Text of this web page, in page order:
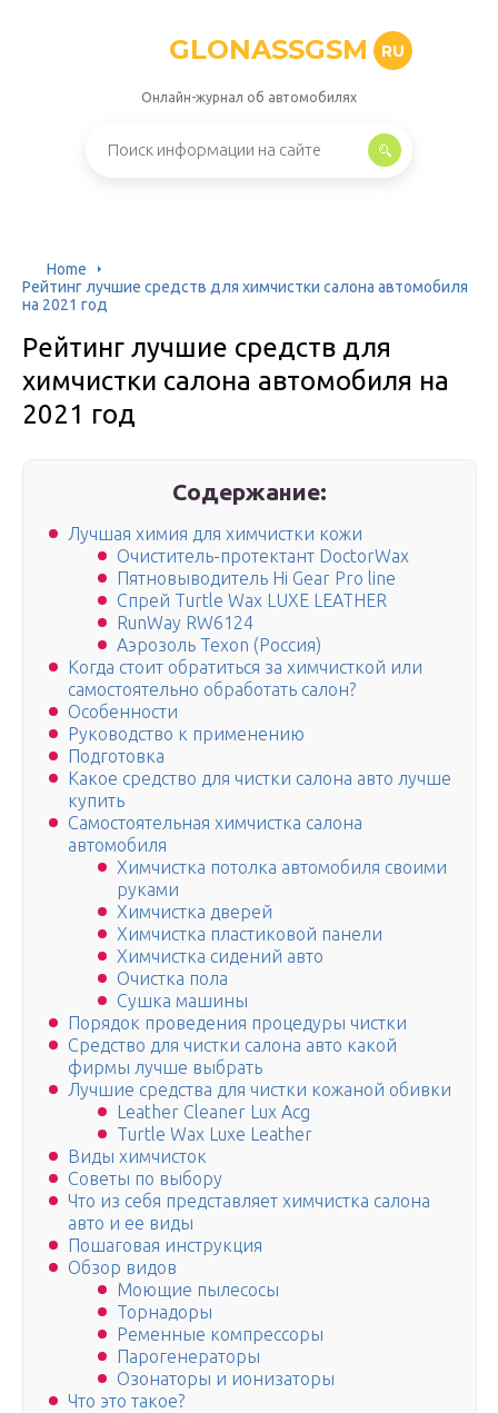
GLONASSGSM RU
Онлайн-журнал об автомобилях
Home
Рейтинг лучшие средств для химчистки салона автомобиля
на 2021 год
Рейтинг лучшие средств для
химчистки салона автомобиля на
2021 год
Содержание:
Лучшая химия для химчистки кожи
Очиститель-протектант DoctorWax
Пятновыводитель Hi Gear Pro line
Спрей Turtle Wax LUXE LEATHER
RunWay RW6124
Аэрозоль Texon (Россия)
​Когда стоит обратиться за химчисткой или
самостоятельно обработать салон?
Особенности
Руководство к применению
Подготовка
Какое средство для чистки салона авто лучше
купить
Самостоятельная химчистка салона
автомобиля
Химчистка потолка автомобиля своими
руками
Химчистка дверей
Химчистка пластиковой панели
Химчистка сидений авто
Очистка пола
Сушка машины
Порядок проведения процедуры чистки
Средство для чистки салона авто какой
фирмы лучше выбрать
Лучшие средства для чистки кожаной обивки
Leather Cleaner Lux Acg
Turtle Wax Luxe Leather
Виды химчисток
Советы по выбору
Что из себя представляет химчистка салона
авто и ее виды
Пошаговая инструкция
Обзор видов
Моющие пылесосы
Торнадоры
Ременные компрессоры
Парогенераторы
Озонаторы и ионизаторы
Что это такое?